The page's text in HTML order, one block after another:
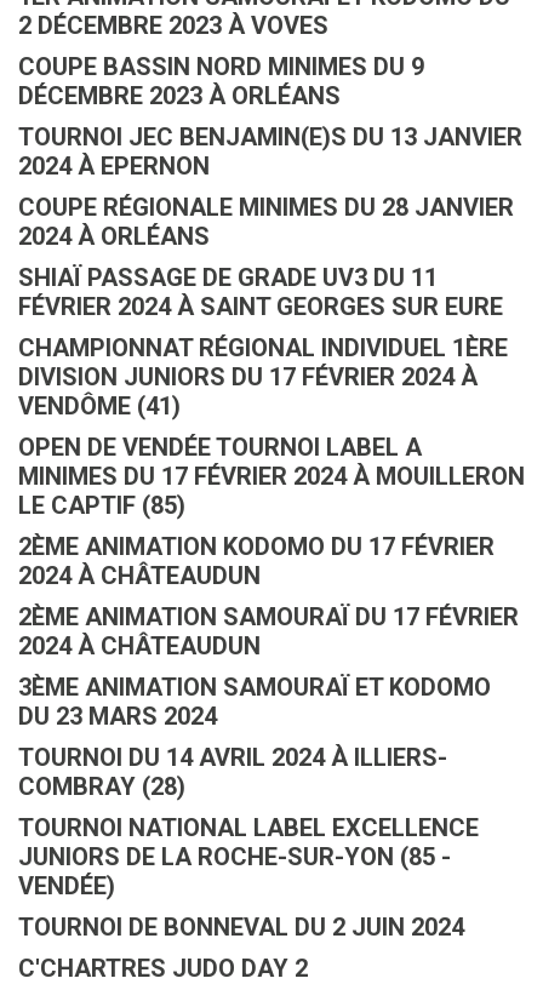
2 DÉCEMBRE 2023 À VOVES
COUPE BASSIN NORD MINIMES DU 9
DÉCEMBRE 2023 À ORLÉANS
TOURNOI JEC BENJAMIN(E)S DU 13 JANVIER
2024 À EPERNON
COUPE RÉGIONALE MINIMES DU 28 JANVIER
2024 À ORLÉANS
SHIAÏ PASSAGE DE GRADE UV3 DU 11
FÉVRIER 2024 À SAINT GEORGES SUR EURE
CHAMPIONNAT RÉGIONAL INDIVIDUEL 1ÈRE
DIVISION JUNIORS DU 17 FÉVRIER 2024 À
VENDÔME (41)
OPEN DE VENDÉE TOURNOI LABEL A
MINIMES DU 17 FÉVRIER 2024 À MOUILLERON
LE CAPTIF (85)
2ÈME ANIMATION KODOMO DU 17 FÉVRIER
2024 À CHÂTEAUDUN
2ÈME ANIMATION SAMOURAÏ DU 17 FÉVRIER
2024 À CHÂTEAUDUN
3ÈME ANIMATION SAMOURAÏ ET KODOMO
DU 23 MARS 2024
TOURNOI DU 14 AVRIL 2024 À ILLIERS-
COMBRAY (28)
TOURNOI NATIONAL LABEL EXCELLENCE
JUNIORS DE LA ROCHE-SUR-YON (85 -
VENDÉE)
TOURNOI DE BONNEVAL DU 2 JUIN 2024
C'CHARTRES JUDO DAY 2